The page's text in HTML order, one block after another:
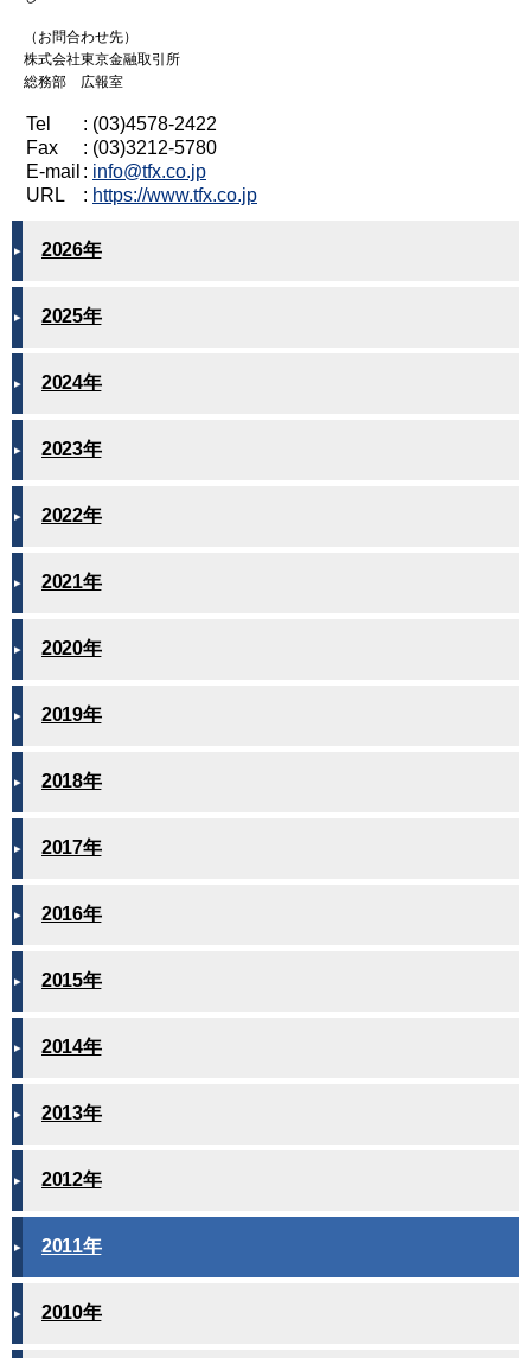
（お問合わせ先）
株式会社東京金融取引所
総務部 広報室
Tel
: (03)4578-2422
Fax
: (03)3212-5780
E-mail : info@tfx.co.jp
URL
: https://www.tfx.co.jp
2026年
2025年
2024年
2023年
2022年
2021年
2020年
2019年
2018年
2017年
2016年
2015年
2014年
2013年
2012年
2011年
2010年